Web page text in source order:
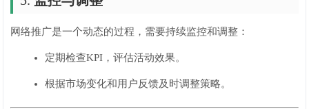
网络推广是一个动态的过程，需要持续监控和调整：
定期检查KPI，评估活动效果。
根据市场变化和用户反馈及时调整策略。